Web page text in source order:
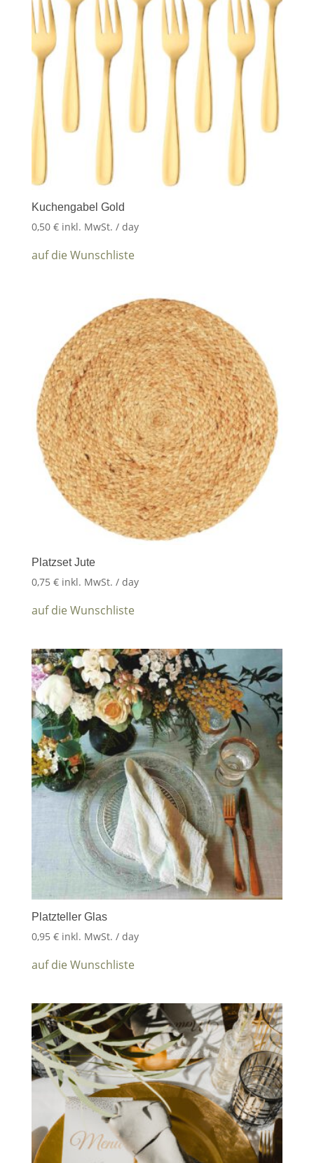
Kuchengabel Gold
0,50 € inkl. MwSt. / day
auf die Wunschliste
Platzset Jute
0,75 € inkl. MwSt. / day
auf die Wunschliste
Platzteller Glas
0,95 € inkl. MwSt. / day
auf die Wunschliste